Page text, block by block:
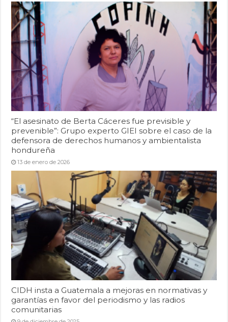
“El asesinato de Berta Cáceres fue previsible y
prevenible”: Grupo experto GIEI sobre el caso de la
defensora de derechos humanos y ambientalista
hondureña
13 de enero de 2026
CIDH insta a Guatemala a mejoras en normativas y
garantías en favor del periodismo y las radios
comunitarias